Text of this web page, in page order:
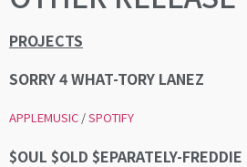
PROJECTS
SORRY 4 WHAT-TORY LANEZ
APPLEMUSIC /SPOTIFY
$OUL $OLD $EPARATELY-